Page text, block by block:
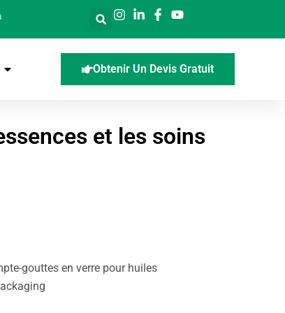
Obtenir Un Devis Gratuit
et les soins
gouttes en verre pour huiles